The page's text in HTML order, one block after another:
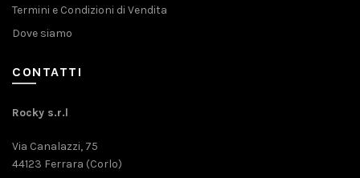
Termini e Condizioni di Vendita
Dove siamo
CONTATTI
Rocky s.r.l
Via Canalazzi, 75
44123 Ferrara (Corlo)